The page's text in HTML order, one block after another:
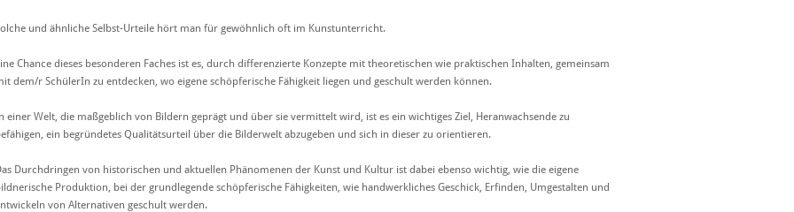
und ähnliche Selbst-Urteile hört man für gewöhnlich oft im Kunstunterricht.
Chance dieses besonderen Faches ist es, durch differenzierte Konzepte mit theoretischen wie praktischen Inhalten, gemeinsam
dem/r SchülerIn zu entdecken, wo eigene schöpferische Fähigkeit liegen und geschult werden können.
einer Welt, die maßgeblich von Bildern geprägt und über sie vermittelt wird, ist es ein wichtiges Ziel, Heranwachsende zu
ein begründetes Qualitätsurteil über die Bilderwelt abzugeben und sich in dieser zu orientieren.
Durchdringen von historischen und aktuellen Phänomenen der Kunst und Kultur ist dabei ebenso wichtig, wie die eigene
Produktion, bei der grundlegende schöpferische Fähigkeiten, wie handwerkliches Geschick, Erfinden, Umgestalten und
von Alternativen geschult werden.